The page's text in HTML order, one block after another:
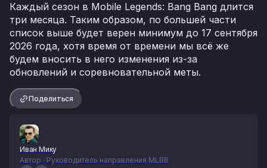
Каждый сезон в Mobile Legends: Bang Bang длится
три месяца. Таким образом, по большей части
список выше будет верен минимум до 17 сентября
2026 года, хотя время от времени мы всё же
будем вносить в него изменения из-за
обновлений и соревновательной меты.
Поделиться
Иван Мику
Автор · Руководитель направления MLBB